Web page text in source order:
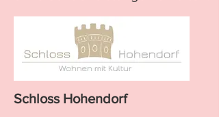
Schloss Hohendorf